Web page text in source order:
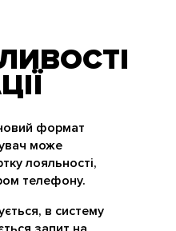
формат
може
лояльності,
телефону.
в систему